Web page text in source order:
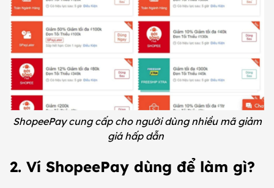
ShopeePay cung cấp cho người dùng nhiều mã giảm
giá hấp dẫn
2. Ví ShopeePay dùng để làm gì?